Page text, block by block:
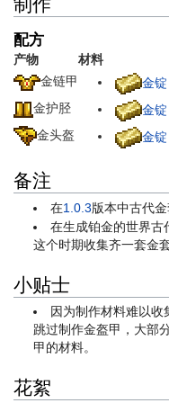
配方
产物 材料
金链甲
金锭
金护胫 金锭
金头盔
金锭
备注
在1.0.3版本中古代
在生成铂金的世界古
这个时期收集齐一套金
小贴士
因为制作材料难以收
跳过制作金盔甲，大部
甲的材料。
花絮